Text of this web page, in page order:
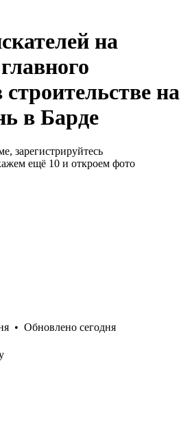
на
на
в Барде
зарегистрируйтесь
ещё 10 и откроем фото
• Обновлено сегодня